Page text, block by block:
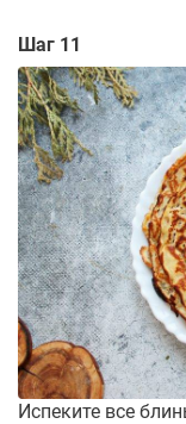
Шаг 11
Испеките все